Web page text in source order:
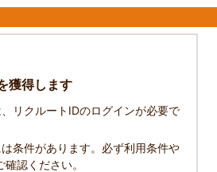
獲得します
リクルートIDのログインが必要で
条件があります。必ず利用条件や
認ください。